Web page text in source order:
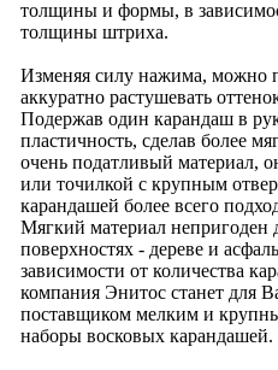
толщины и формы, в
толщины штриха.
Изменяя силу нажима, можно
аккуратно растушевать
Подержав один карандаш в
пластичность, сделав более
очень податливый материал,
или точилкой с крупным
карандашей более всего
Мягкий материал непригоден
поверхностях - дереве и
зависимости от количества
компания Энитос станет для
поставщиком мелким и
наборы восковых карандашей.